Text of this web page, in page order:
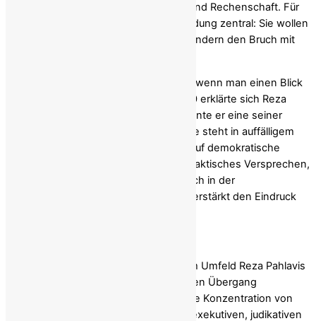
Abstammung, sondern auf Gleichheit und Rechenschaft. Für
viele Iraner ist genau diese Unterscheidung zentral: Sie wollen
nicht die Rückkehr alter Hierarchien, sondern den Bruch mit
Der Widerspruch wird umso deutlicher, wenn man einen Blick
in die Vergangenheit wirft. Bereits 1980 erklärte sich Reza
Pahlavi selbst zum König; später benannte er eine seiner
Töchter als Nachfolgerin. Diese Episode steht in auffälligem
Kontrast zu seiner heutigen Berufung auf demokratische
Verfahren. Demokratie jedoch ist kein taktisches Versprechen,
sondern eine Haltung. Dass dieser Bruch in der
Berichterstattung keine Rolle spielte, verstärkt den Eindruck
Auch die politischen Konzepte aus dem Umfeld Reza Pahlavis
lassen Zweifel an einem demokratischen Übergang
aufkommen. Vorgesehen ist eine starke Konzentration von
Macht in einer Person, verbunden mit exekutiven, judikativen